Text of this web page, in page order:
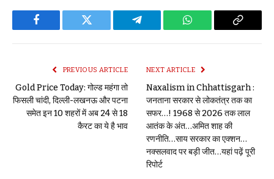
Facebook Twitter Telegram WhatsApp Copy
PREVIOUS ARTICLE
Gold Price Today: गोल्ड महंगा तो
फिसली चांदी, दिल्ली-लखनऊ और पटना
समेत इन 10 शहरों में अब 24 से 18
कैरट का ये है भाव
NEXT ARTICLE
Naxalism in Chhattisgarh :
जनताना सरकार से लोकतंत्र तक का
सफर…! 1968 से 2026 तक लाल
आतंक के अंत…अमित शाह की
रणनीति…साय सरकार का एक्शन…
नक्सलवाद पर बड़ी जीत…यहां पढ़ें पूरी
रिपोर्ट